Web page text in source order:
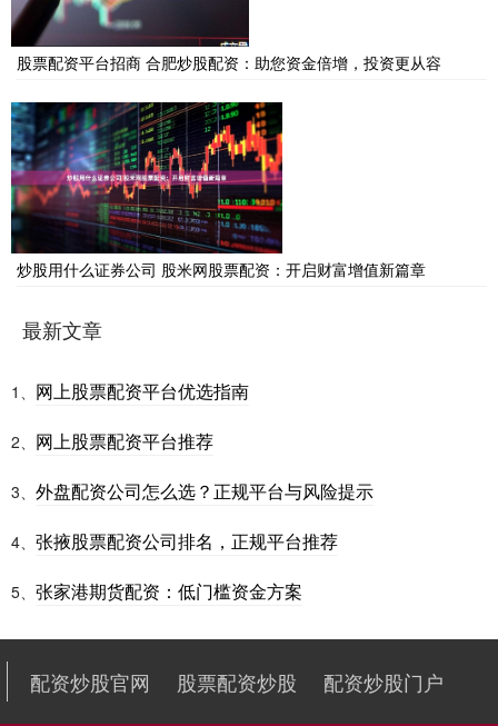
股票配资平台招商 合肥炒股配资：助您资金倍增，投资更从容
炒股用什么证券公司 股米网股票配资：开启财富增值新篇章
最新文章
1、 网上股票配资平台优选指南
2、 网上股票配资平台推荐
3、 外盘配资公司怎么选？正规平台与风险提示
4、 张掖股票配资公司排名，正规平台推荐
5、 张家港期货配资：低门槛资金方案
配资炒股官网 股票配资炒股 配资炒股门户